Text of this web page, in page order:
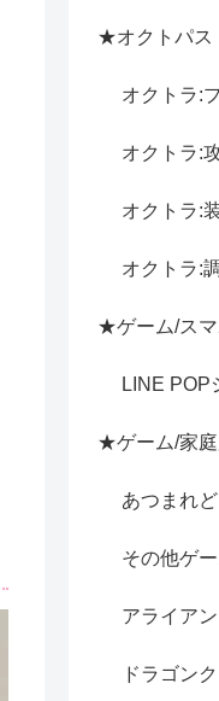
★オクトパス
オクトラ:
オクトラ:
オクトラ:
オクトラ:
★ゲーム/ス
LINE POP
★ゲーム/家
あつまれ
その他ゲ
アライア
ドラゴン